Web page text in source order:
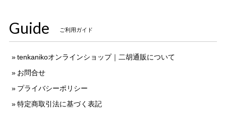
Guide ご利用ガイド
tenkanikoオンラインショップ｜二胡通販について
お問合せ
プライバシーポリシー
特定商取引法に基づく表記